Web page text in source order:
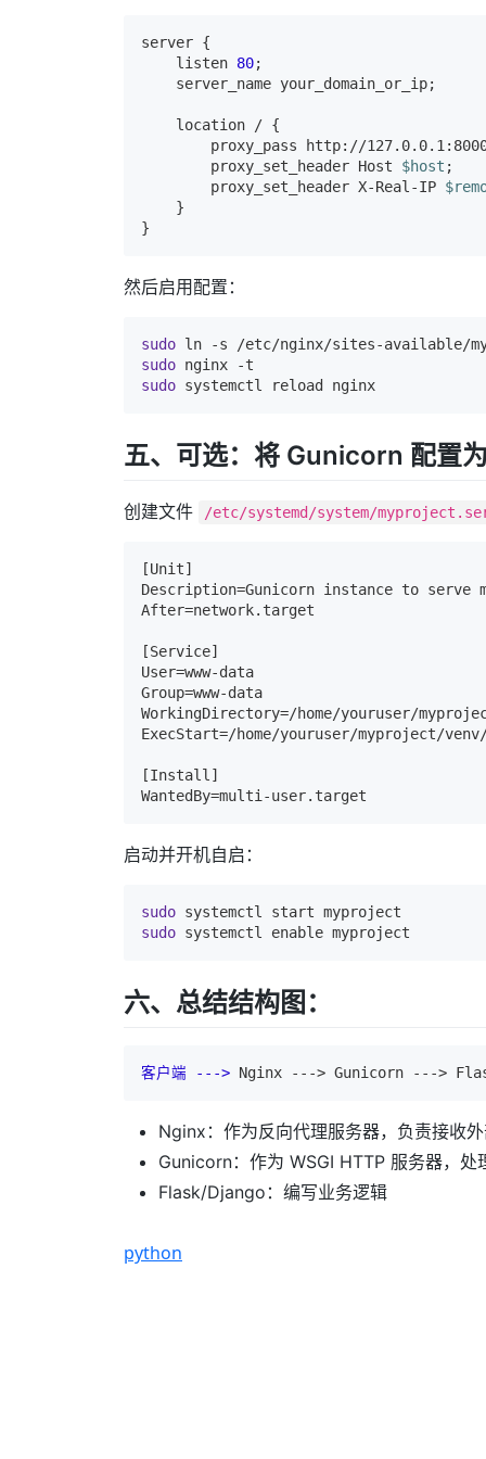
server {
listen 80;
server_name your_domain_or_ip;
location / {
proxy_pass
http://
proxy_set_header Host $host ;
proxy_set_header X-Real-IP
    }
然后启用配置：
sudo ln
-s
sudo
sudo
五、可选：将 Gunicorn 配置
创建文件 /etc/systemd/system/
[Unit]
Description=Gunicorn instance to serve
After=network.target
[Service]
User=www-data
Group=www-data
WorkingDirectory=/home/youruser/
ExecStart=/home/youruser/myproject/
[Install]
WantedBy=multi-user.target
启动并开机自启：
sudo
sudo
六、总结结构图：
客户端 ---> Nginx ---> Gunicorn --->
Nginx：作为反向代理服务器，负责接收
Gunicorn：作为 WSGI HTTP 服务器，
Flask/Django：编写业务逻辑
python